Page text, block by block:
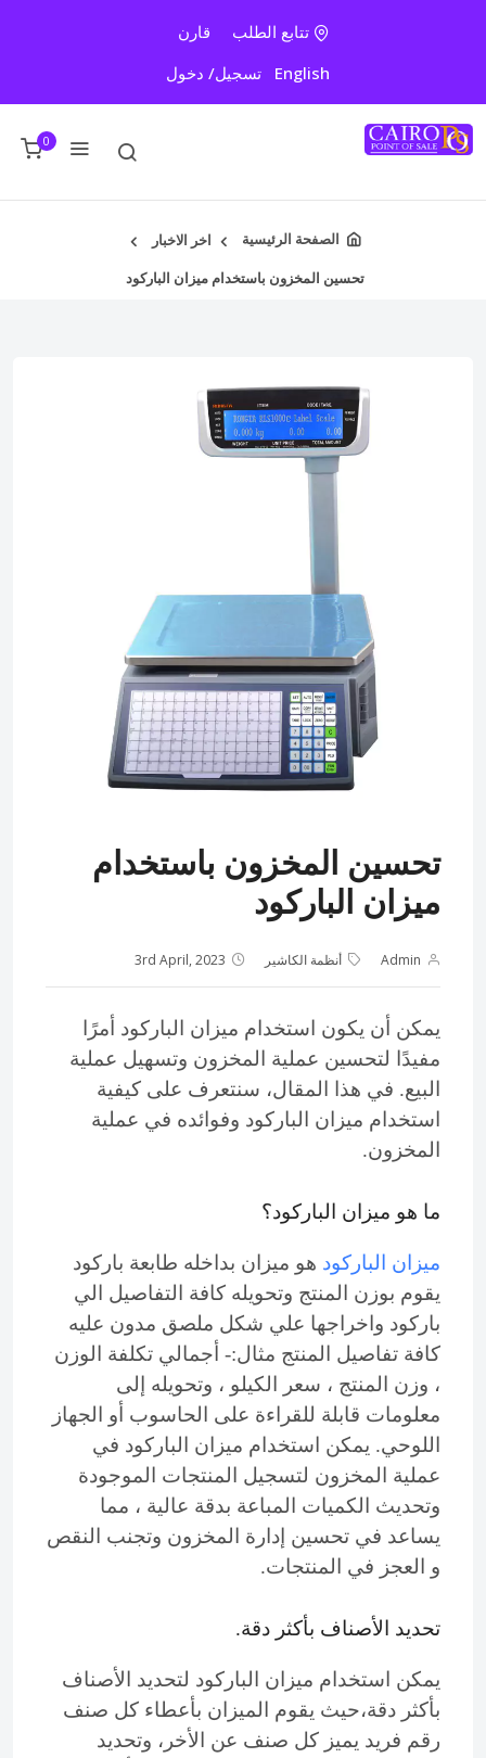
تتابع الطلب
قارن
English
تسجيل/ دخول
0
الصفحة الرئيسية
اخر الاخبار
تحسين المخزون باستخدام ميزان الباركود
تحسين المخزون باستخدام
ميزان الباركود
Admin أنظمة الكاشير 3rd April, 2023
يمكن أن يكون استخدام ميزان الباركود أمرًا
مفيدًا لتحسين عملية المخزون وتسهيل عملية
البيع. في هذا المقال، سنتعرف على كيفية
استخدام ميزان الباركود وفوائده في عملية
المخزون.
ما هو ميزان الباركود؟
ميزان الباركود هو ميزان بداخله طابعة باركود
يقوم بوزن المنتج وتحويله كافة التفاصيل الي
باركود واخراجها علي شكل ملصق مدون عليه
كافة تفاصيل المنتج مثال:- أجمالي تكلفة الوزن
، وزن المنتج ، سعر الكيلو ، وتحويله إلى
معلومات قابلة للقراءة على الحاسوب أو الجهاز
اللوحي. يمكن استخدام ميزان الباركود في
عملية المخزون لتسجيل المنتجات الموجودة
وتحديث الكميات المباعة بدقة عالية ، مما
يساعد في تحسين إدارة المخزون وتجنب النقص
و العجز في المنتجات.
تحديد الأصناف بأكثر دقة.
يمكن استخدام ميزان الباركود لتحديد الأصناف
بأكثر دقة،حيث يقوم الميزان بأعطاء كل صنف
رقم فريد يميز كل صنف عن الأخر، وتحديد